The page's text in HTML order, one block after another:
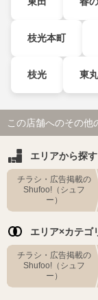
枝光本町
枝光 東
この店舗へのその他
エリアから探す
チラシ・広告掲載の
Shufoo!（シュフ
ー）
エリア×カテゴ
チラシ・広告掲載の
Shufoo!（シュフ
ー）